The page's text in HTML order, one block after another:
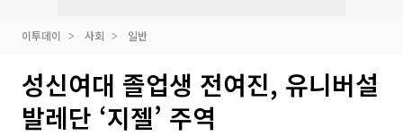
이투데이 사회 일반
성신여대 졸업생 전여진, 유니버설
발레단 ‘지젤’ 주역